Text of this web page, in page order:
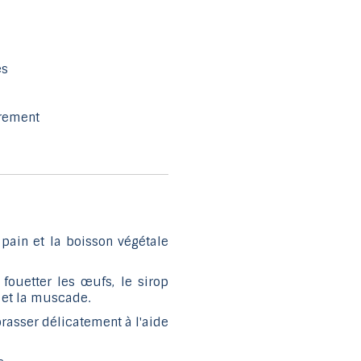
et la boisson végétale
fouetter les œufs, le sirop
la muscade.
délicatement à l'aide